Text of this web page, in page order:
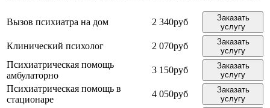
Вызов психиатра на дом 2 340руб
Заказать
услугу
Клинический психолог 2 070руб
Заказать
услугу
Психиатрическая помощь
амбулаторно
3 150руб
Заказать
услугу
Психиатрическая помощь в
стационаре
4 050руб
Заказать
услугу